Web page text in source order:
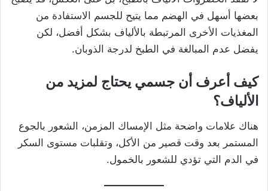
بعضها أسهل في الهضم مما يتيح للجسم الاستفادة من
المغذيات الأخرى المرتبطة بالألياف بشكل أفضل، لكن
يفضل عدم المبالغة في الطبخ لدرجة الذوبان.
كيف أعرف أن جسمي يحتاج لمزيد من
الألياف؟
هناك علامات واضحة مثل الإمساك المزمن، الشعور بالجوع
المستمر بعد وقت قصير من الأكل، وتقلبات مستوى السكر
في الدم التي تؤدي للشعور بالخمول.